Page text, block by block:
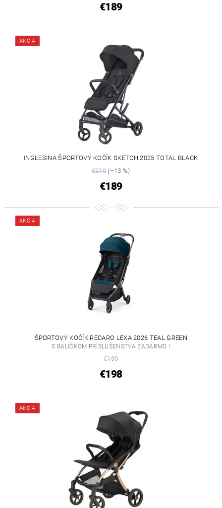
€189
AKCIA
INGLESINA ŠPORTOVÝ KOČÍK SKETCH 2025 TOTAL BLACK
€219 (–13 %)
€189
AKCIA
ŠPORTOVÝ KOČÍK RECARO LEXA 2026 TEAL GREEN
S BALÍČKOM PRÍSLUŠENSTVA ZADARMO !
€199
€198
AKCIA